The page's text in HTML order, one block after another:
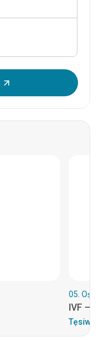
05. Oṣu
IVF –